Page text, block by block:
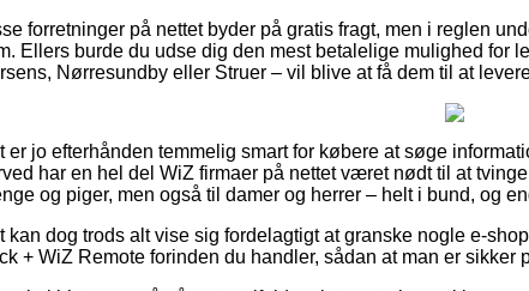
forretninger på nettet byder på gratis fragt, men i reglen
Ellers burde du udse dig den mest betalelige mulighed for
Nørresundby eller Struer – vil blive at få dem til at
er jo efterhånden temmelig smart for købere at søge
har en hel del WiZ firmaer på nettet været nødt til at
og piger, men også til damer og herrer – helt i bund, og
kan dog trods alt vise sig fordelagtigt at granske nogle e-
+ WiZ Remote forinden du handler, sådan at man er sikker